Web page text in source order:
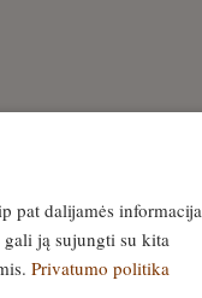
pat dalijamės informacija
ją sujungti su kita
Privatumo politika